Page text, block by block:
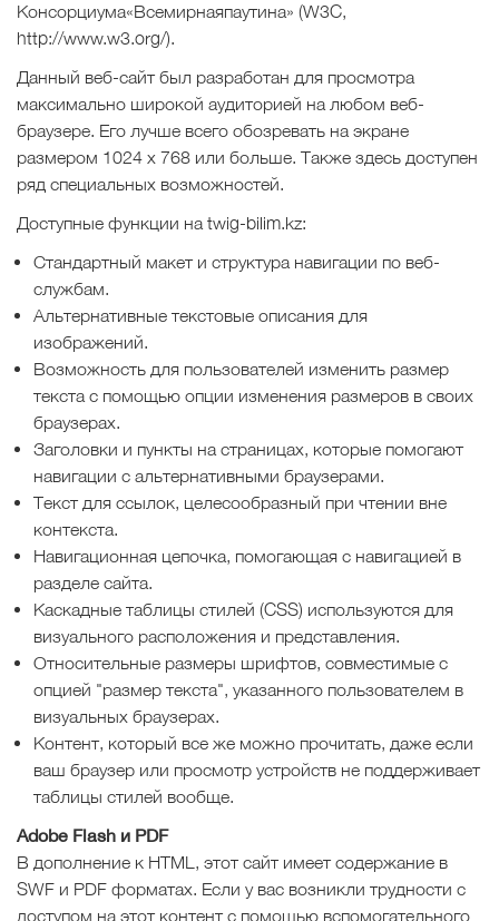
Консорциума«Всемирнаяпаутина» (W3C,
http://www.w3.org/).
Данный веб-сайт был разработан для просмотра
максимально широкой аудиторией на любом веб-
браузере. Его лучше всего обозревать на экране
размером 1024 x 768 или больше. Также здесь доступен
ряд специальных возможностей.
Доступные функции на twig-bilim.kz:
Стандартный макет и структура навигации по веб-
службам.
Альтернативные текстовые описания для
изображений.
Возможность для пользователей изменить размер
текста с помощью опции изменения размеров в своих
браузерах.
Заголовки и пункты на страницах, которые помогают
навигации с альтернативными браузерами.
Текст для ссылок, целесообразный при чтении вне
контекста.
Навигационная цепочка, помогающая с навигацией в
разделе сайта.
Каскадные таблицы стилей (CSS) используются для
визуального расположения и представления.
Относительные размеры шрифтов, совместимые с
опцией "размер текста", указанного пользователем в
визуальных браузерах.
Контент, который все же можно прочитать, даже если
ваш браузер или просмотр устройств не поддерживает
таблицы стилей вообще.
Adobe Flash и PDF
В дополнение к HTML, этот сайт имеет содержание в
SWF и PDF форматах. Если у вас возникли трудности с
доступом на этот контент с помощью вспомогательного